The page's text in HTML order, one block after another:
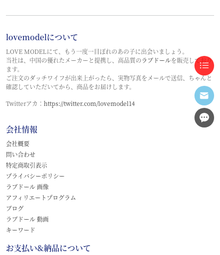
lovemodelについて
LOVE MODELにて、もう一度一目ぼれのあの子に出会いましょう。
当社は、中国の優れたメーカーと提携し、高品質のラブドールを販売しており
ます。
ご注文のダッチワイフが出来上がったら、実物写真をメールで送信、ちゃんと
確認していただいてから、商品をお届けします。
Twitterアカ： https://twitter.com/lovemodel14
会社情報
会社概要
問い合わせ
特定商取引表示
プライバシーポリシー
ラブドール 画像
アフィリエートプログラム
ブログ
ラブドール 動画
キーワード
お支払い&納品について